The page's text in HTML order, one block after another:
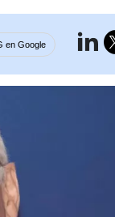
en Google